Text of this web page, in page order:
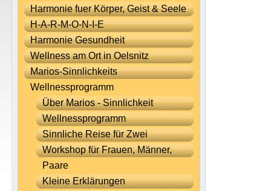
Harmonie fuer Körper, Geist & Seele
H-A-R-M-O-N-I-E
Harmonie Gesundheit
Wellness am Ort in Oelsnitz
Marios-Sinnlichkeits
Wellnessprogramm
Über Marios - Sinnlichkeit
Wellnessprogramm
Sinnliche Reise für Zwei
Workshop für Frauen, Männer,
Paare
Kleine Erklärungen